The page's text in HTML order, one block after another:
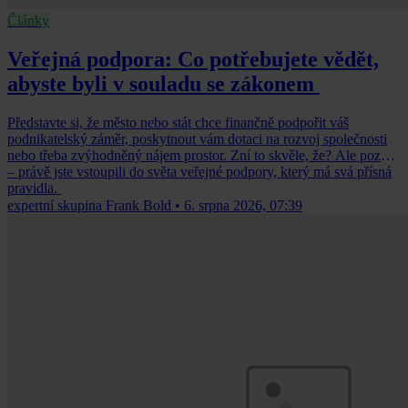
Články
Veřejná podpora: Co potřebujete vědět,
abyste byli v souladu se zákonem
Představte si, že město nebo stát chce finančně podpořit váš
podnikatelský záměr, poskytnout vám dotaci na rozvoj společnosti
nebo třeba zvýhodněný nájem prostor. Zní to skvěle, že? Ale pozor
– právě jste vstoupili do světa veřejné podpory, který má svá přísná
pravidla.
expertní skupina Frank Bold • 6. srpna 2026, 07:39